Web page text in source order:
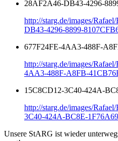
28AF2A46-DB43-4296-
http://starg.de/images/
DB43-4296-8899-
677F24FE-4AA3-488F-
http://starg.de/images/
4AA3-488F-A8FB-
15C8CD12-3C40-424A-
http://starg.de/images/
3C40-424A-BC8E-
Unsere StARG ist wieder